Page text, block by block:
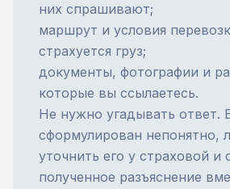
них спрашивают;
маршрут и условия
страхуется груз;
документы, фотографии и
которые вы ссылаетесь.
Не нужно угадывать ответ.
сформулирован непонятно,
уточнить его у страховой и
полученное разъяснение